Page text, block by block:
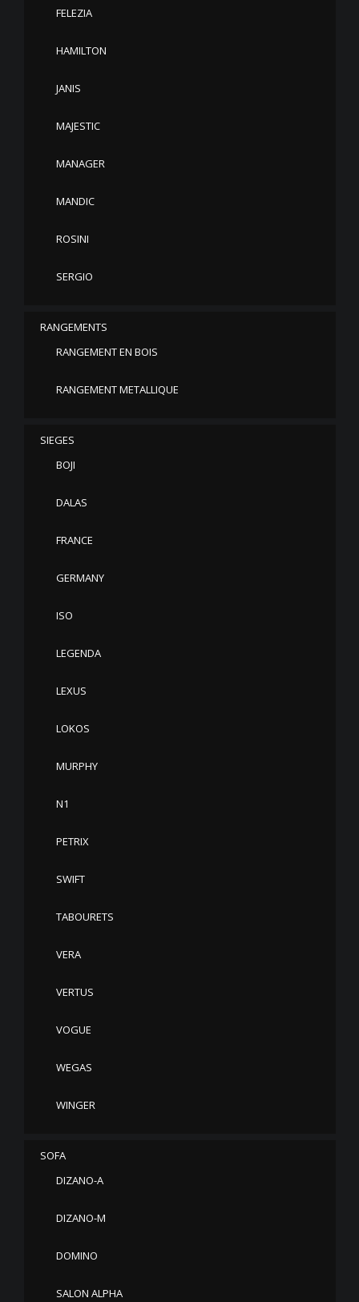
FELEZIA
HAMILTON
JANIS
MAJESTIC
MANAGER
MANDIC
ROSINI
SERGIO
RANGEMENTS
RANGEMENT EN BOIS
RANGEMENT METALLIQUE
SIEGES
BOJI
DALAS
FRANCE
GERMANY
ISO
LEGENDA
LEXUS
LOKOS
MURPHY
N1
PETRIX
SWIFT
TABOURETS
VERA
VERTUS
VOGUE
WEGAS
WINGER
SOFA
DIZANO-A
DIZANO-M
DOMINO
SALON ALPHA